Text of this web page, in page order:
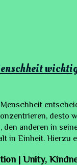
den anderen in
in Einheit.
| Unity,